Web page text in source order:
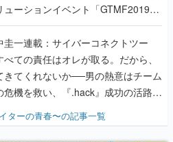
ューションイベント「GTMF2019」
て、より理解を深めよう【PR】
圭一連載：サイバーコネクトツー
べての責任はオレが取る。だから、
きてくれないか──男の熱意はチーム
危機を救い、『.hack』成功の活路を
ジャンプ』色だった【若ゲのいた
ターの青春〜の記事一覧